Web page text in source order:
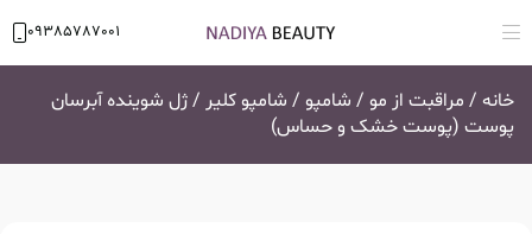
09385787001
خانه / مراقبت از مو / شامپو / شامپو کلیر / ژل شوینده آبرسان
پوست (پوست خشک و حساس)